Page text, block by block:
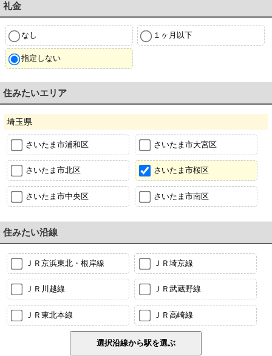
礼金
なし １ヶ月以下
指定しない
住みたいエリア
埼玉県
さいたま市浦和区 さいたま市大宮区
さいたま市北区 さいたま市桜区
さいたま市中央区 さいたま市南区
住みたい沿線
ＪＲ京浜東北・根岸線 ＪＲ埼京線
ＪＲ川越線 ＪＲ武蔵野線
ＪＲ東北本線 ＪＲ高崎線